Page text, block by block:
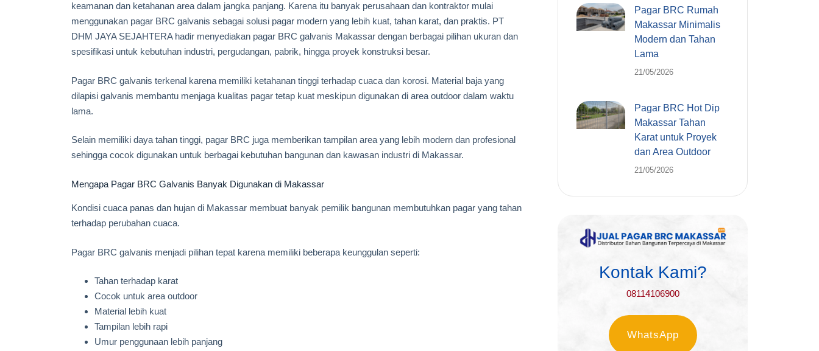
keamanan dan ketahanan area dalam jangka panjang. Karena itu banyak perusahaan dan kontraktor mulai
menggunakan pagar BRC galvanis sebagai solusi pagar modern yang lebih kuat, tahan karat, dan praktis. PT
DHM JAYA SEJAHTERA hadir menyediakan pagar BRC galvanis Makassar dengan berbagai pilihan ukuran dan
spesifikasi untuk kebutuhan industri, pergudangan, pabrik, hingga proyek konstruksi besar.
Pagar BRC galvanis terkenal karena memiliki ketahanan tinggi terhadap cuaca dan korosi. Material baja yang
dilapisi galvanis membantu menjaga kualitas pagar tetap kuat meskipun digunakan di area outdoor dalam waktu
lama.
Selain memiliki daya tahan tinggi, pagar BRC juga memberikan tampilan area yang lebih modern dan profesional
sehingga cocok digunakan untuk berbagai kebutuhan bangunan dan kawasan industri di Makassar.
Mengapa Pagar BRC Galvanis Banyak Digunakan di Makassar
Kondisi cuaca panas dan hujan di Makassar membuat banyak pemilik bangunan membutuhkan pagar yang tahan
terhadap perubahan cuaca.
Pagar BRC galvanis menjadi pilihan tepat karena memiliki beberapa keunggulan seperti:
Tahan terhadap karat
Cocok untuk area outdoor
Material lebih kuat
Tampilan lebih rapi
Umur penggunaan lebih panjang
Pagar BRC Rumah
Makassar Minimalis
Modern dan Tahan
Lama
21/05/2026
Pagar BRC Hot Dip
Makassar Tahan
Karat untuk Proyek
dan Area Outdoor
21/05/2026
Kontak Kami?
08114106900
WhatsApp